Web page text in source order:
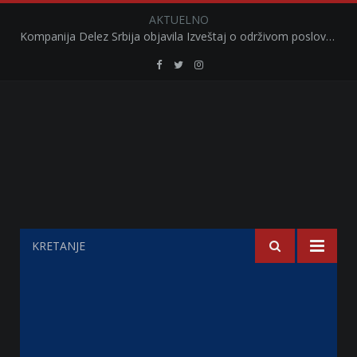
AKTUELNO
Kompanija Delez Srbija objavila Izveštaj o održivom poslovanju za 2025. godinu Briga o zajednici kroz program „Hrana za sve“ i edukaciju učenika
RetailRetailRetail
KRETANJE